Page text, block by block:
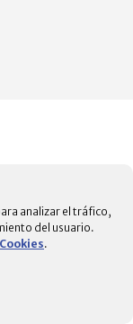
analizar el tráfico,
del usuario.
.